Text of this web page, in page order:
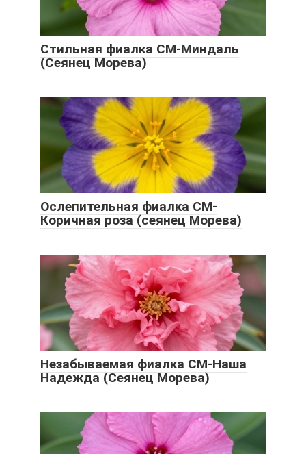
Стильная фиалка СМ-Миндаль
(Сеянец Морева)
Ослепительная фиалка СМ-
Коричная роза (сеянец Морева)
Незабываемая фиалка СМ-Наша
Надежда (Сеянец Морева)